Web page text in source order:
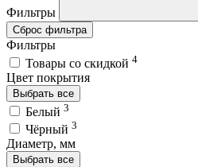
Фильтры
Сброс фильтра
Фильтры
Товары со скидкой 4
Цвет покрытия
Выбрать все
Белый 3
Чёрный 3
Диаметр, мм
Выбрать все